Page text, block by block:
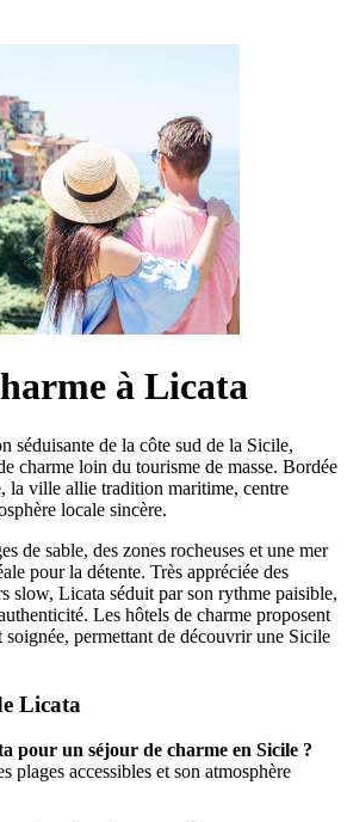
à Licata
séduisante de la côte sud de la Sicile,
charme loin du tourisme de masse. Bordée
la ville allie tradition maritime, centre
locale sincère.
de sable, des zones rocheuses et une mer
pour la détente. Très appréciée des
slow, Licata séduit par son rythme paisible,
Les hôtels de charme proposent
permettant de découvrir une Sicile
Licata
pour un séjour de charme en Sicile ?
plages accessibles et son atmosphère